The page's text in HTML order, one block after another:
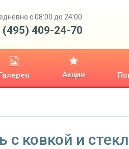
с 08:00 до 24:00
(495) 409-24-70
Акции
с ковкой и